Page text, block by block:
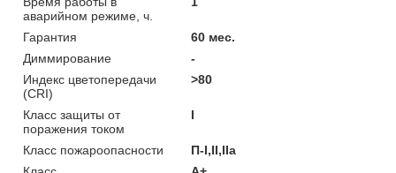
аварийном режиме, ч.
Гарантия
60 мес.
Диммирование
-
Индекс цветопередачи
(CRI)
>80
Класс защиты от
поражения током
I
Класс пожароопасности
П-I,II,IIа